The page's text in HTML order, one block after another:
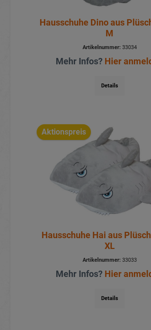
Hausschuhe Dino aus
M
Artikelnummer:33034
Mehr Infos? Hier
Details
Aktionspreis
Hausschuhe Hai aus
XL
Artikelnummer:33033
Mehr Infos? Hier
Details